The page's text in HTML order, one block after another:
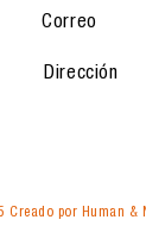
Correo
Dirección
Creado por Human &